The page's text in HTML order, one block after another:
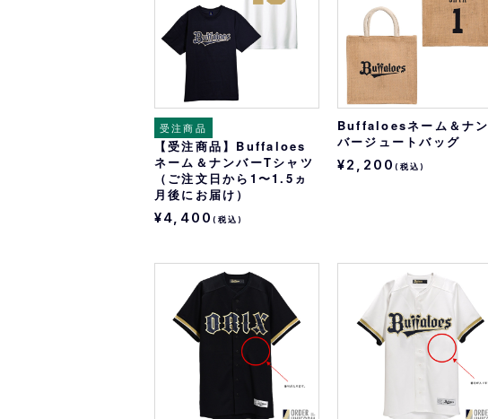
受注商品
【受注商品】Buffaloes
ネーム＆ナンバーTシャツ
（ご注文日から1〜1.5ヵ
月後にお届け）
¥4,400(税込)
Buffaloesネーム＆ナン
バージュートバッグ
¥2,200(税込)